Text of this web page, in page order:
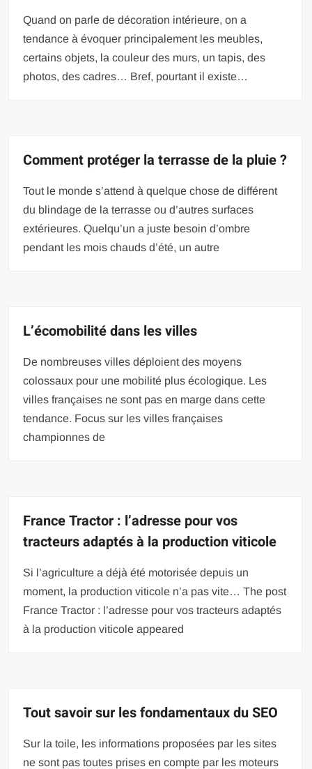
Quand on parle de décoration intérieure, on a
tendance à évoquer principalement les meubles,
certains objets, la couleur des murs, un tapis, des
photos, des cadres… Bref, pourtant il existe…
Comment protéger la terrasse de la pluie ?
Tout le monde s’attend à quelque chose de différent
du blindage de la terrasse ou d’autres surfaces
extérieures. Quelqu’un a juste besoin d’ombre
pendant les mois chauds d’été, un autre
L’écomobilité dans les villes
De nombreuses villes déploient des moyens
colossaux pour une mobilité plus écologique. Les
villes françaises ne sont pas en marge dans cette
tendance. Focus sur les villes françaises
championnes de
France Tractor : l’adresse pour vos
tracteurs adaptés à la production viticole
Si l’agriculture a déjà été motorisée depuis un
moment, la production viticole n’a pas vite… The post
France Tractor : l’adresse pour vos tracteurs adaptés
à la production viticole appeared
Tout savoir sur les fondamentaux du SEO
Sur la toile, les informations proposées par les sites
ne sont pas toutes prises en compte par les moteurs